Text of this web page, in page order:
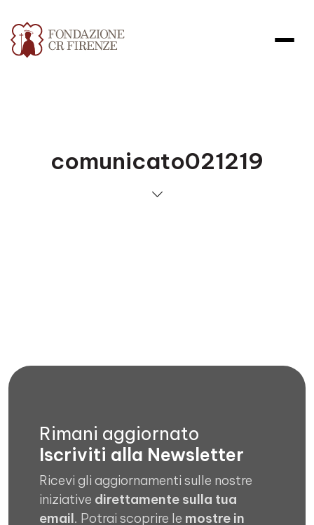
comunicato021219
Rimani aggiornato
Iscriviti alla Newsletter
Ricevi gli aggiornamenti sulle nostre
iniziative direttamente sulla tua
email. Potrai scoprire le mostre in